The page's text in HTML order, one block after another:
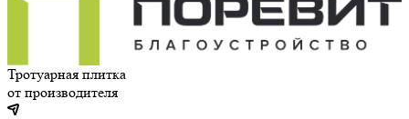
Тротуарная плитка
от производителя